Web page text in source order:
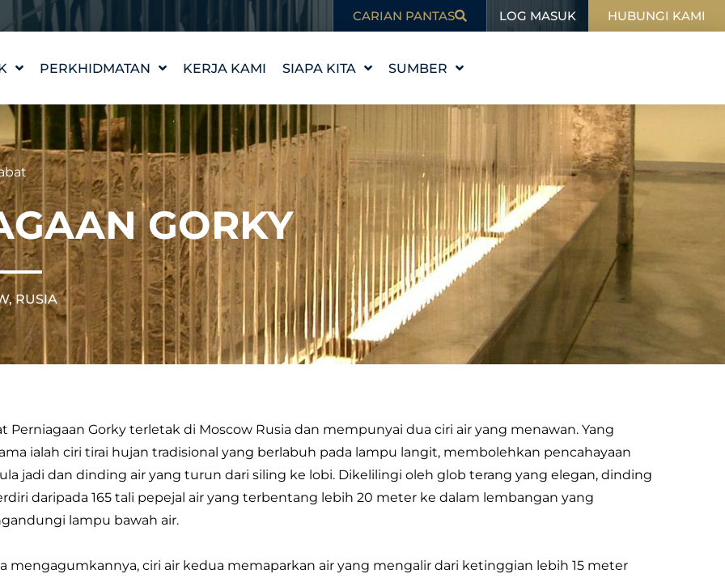
CARIAN PANTAS LOG MASUK HUBUNGI KAMI
PERKHIDMATAN
REKA BENTUK CIRI AIR
WATERLAB™
PRODUK DAN
SOKONGAN TEKNIKAL
KERJA KAMI SIAPA KITA
KISAH KAMI
NILAI KAMI
TEMUI PASUKAN
KERJAYA
SUMBER
PENDIDIKAN
DALAM BERITA
GORKY
RUSIA
Perniagaan Gorky terletak di Moscow Rusia dan mempunyai dua ciri air yang menawan. Yang
ialah ciri tirai hujan tradisional yang berlabuh pada lampu langit, membolehkan pencahayaan
jadi dan dinding air yang turun dari siling ke lobi. Dikelilingi oleh glob terang yang elegan, dinding
daripada 165 tali pepejal air yang terbentang lebih 20 meter ke dalam lembangan yang
lampu bawah air.
mengagumkannya, ciri air kedua memaparkan air yang mengalir dari ketinggian lebih 15 meter